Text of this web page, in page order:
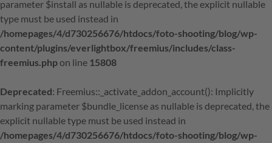
parameter $install as nullable is deprecated, the explicit nullable
type must be used instead in
/homepages/4/d730256676/htdocs/foto-shooting/blog/wp-
content/plugins/everlightbox/freemius/includes/class-
freemius.phpon line 15808
Deprecated: Freemius::_activate_addon_account(): Implicitly
marking parameter $bundle_license as nullable is deprecated, the
explicit nullable type must be used instead in
/homepages/4/d730256676/htdocs/foto-shooting/blog/wp-